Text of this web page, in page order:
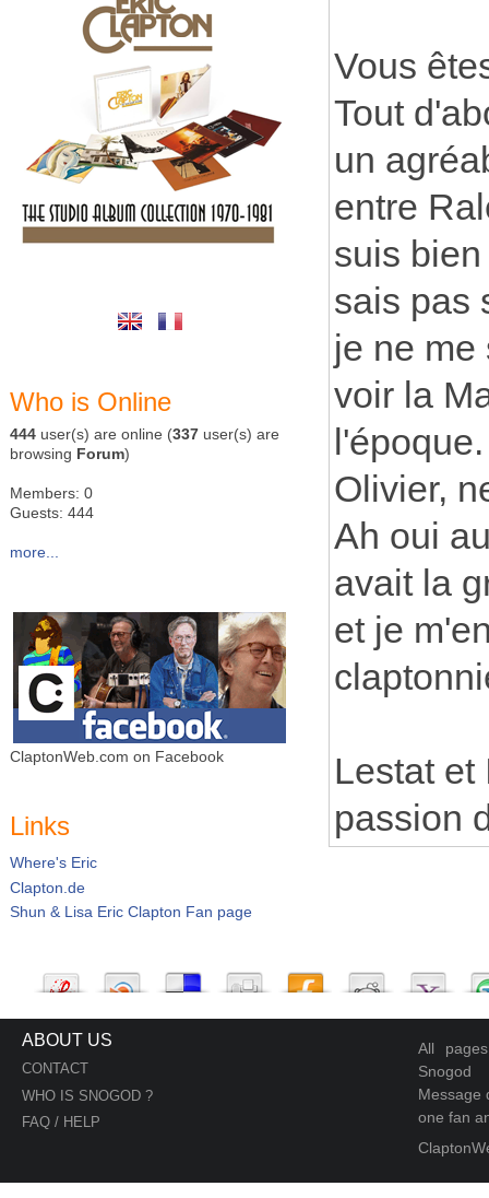
Who is Online
444 user(s) are online (337 user(s) are
browsing Forum)
Members: 0
Guests: 444
more...
ClaptonWeb.com on Facebook
Links
Where's Eric
Clapton.de
Shun & Lisa Eric Clapton Fan page
Vous
Tout
un
entre
suis
sais pas
je ne me
voir la
Olivier,
Ah oui
avait la
et je
Lestat et
passion
ABOUT US
CONTACT
WHO IS SNOGOD ?
FAQ / HELP
All
Snogod
Message
one fan